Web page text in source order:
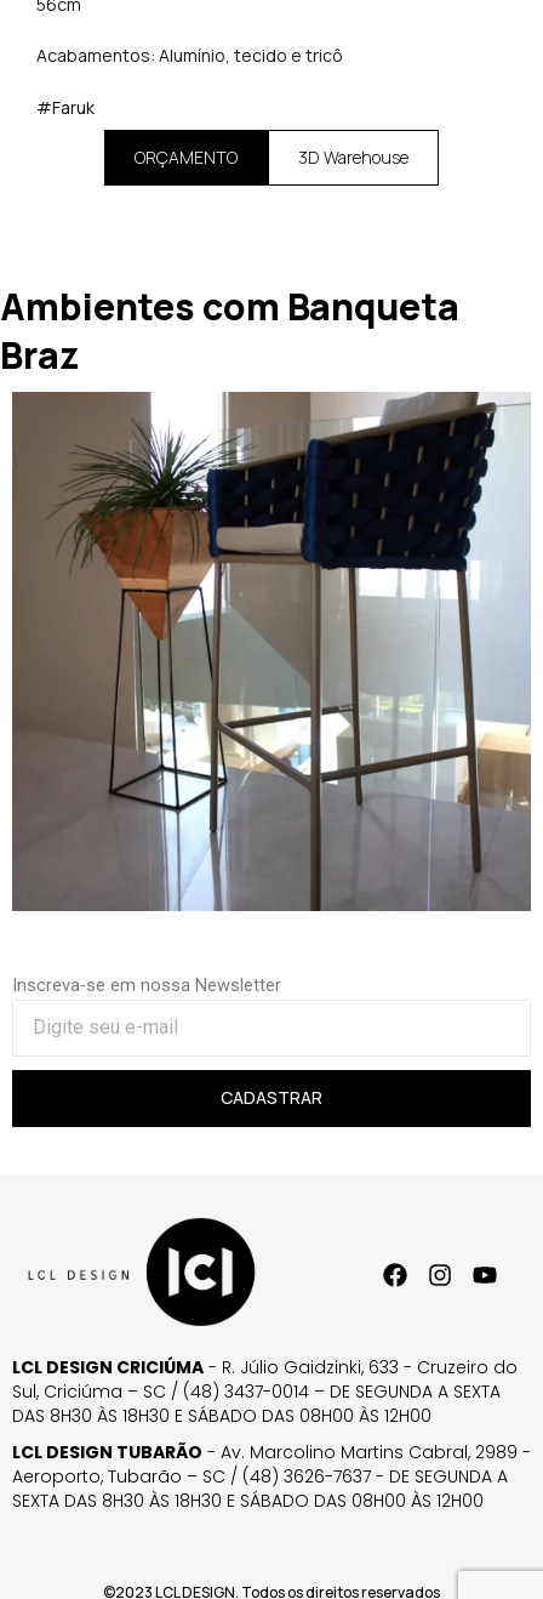
Acabamentos: Alumínio, tecido e tricô
#Faruk
ORÇAMENTO 3D Warehouse
Ambientes com Banqueta
Braz
Inscreva-se em nossa Newsletter
CADASTRAR
LCL DESIGN CRICIÚMA - R. Júlio Gaidzinki, 633 - Cruzeiro do
Sul, Criciúma – SC / (48) 3437-0014 – DE SEGUNDA A SEXTA
DAS 8H30 ÀS 18H30 E SÁBADO DAS 08H00 ÀS 12H00
LCL DESIGN TUBARÃO - Av. Marcolino Martins Cabral, 2989 -
Aeroporto, Tubarão – SC / (48) 3626-7637 - DE SEGUNDA A
SEXTA DAS 8H30 ÀS 18H30 E SÁBADO DAS 08H00 ÀS 12H00
©2023 LCL DESIGN. Todos os direitos reservados